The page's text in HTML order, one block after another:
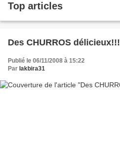
Top articles
Des CHURROS délicieux!!!
Publié le 06/11/2008 à 15:22
Par lakbira31